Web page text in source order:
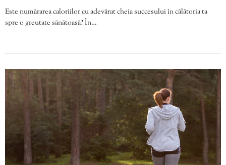
Este numărarea caloriilor cu adevărat cheia succesului în călătoria ta
spre o greutate sănătoasă? În…